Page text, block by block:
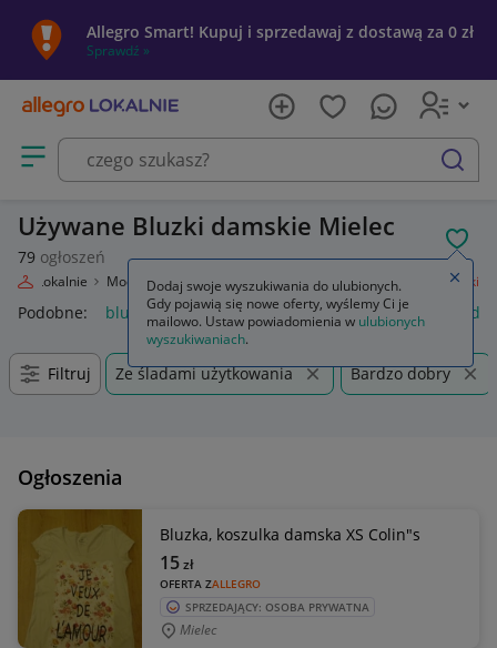
Allegro Smart! Kupuj i sprzedawaj z dostawą za 0 zł
Sprawdź »
Otwórz menu z kategoriami
szukaj
Używane Bluzki damskie Mielec
79 ogłoszeń
Lokalnie Moda Odzież, Obuwie, Dodatki Odzież damska Bluzki
Podobne: bluzka bluzki damskie bluzki na ramiączkach
Filtruj Ze śladami użytkowania Bardzo dobry
Ogłoszenia
Bluzka, koszulka damska XS Colin"s
OFERTA ZALLEGRO
15zł
SPRZEDAJĄCY: OSOBA PRYWATNA
Mielec
Dodaj swoje wyszukiwania do ulubionych.
Gdy pojawią się nowe oferty, wyślemy Ci je
mailowo. Ustaw powiadomienia w ulubionych
wyszukiwaniach.